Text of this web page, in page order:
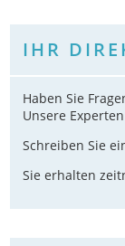
IHR
Haben Sie
Unsere
Schreiben Sie
Sie erhalten